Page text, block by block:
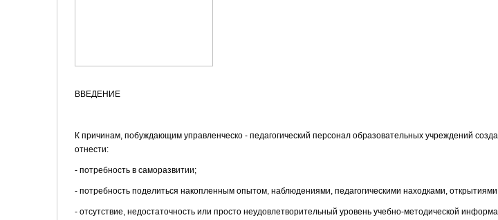
ВВЕДЕНИЕ
К причинам, побуждающим управленческо - педагогический персонал образовательных учреждений
отнести:
- потребность в саморазвитии;
- потребность поделиться накопленным опытом, наблюдениями, педагогическими находками,
- отсутствие, недостаточность или просто неудовлетворительный уровень учебно-методической